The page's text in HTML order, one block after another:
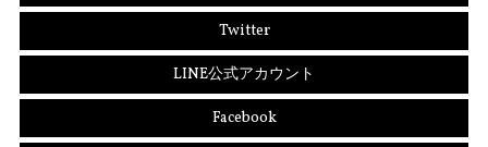
Twitter
LINE公式アカウント
Facebook